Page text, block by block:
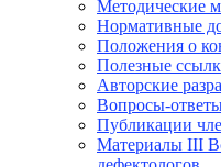
Методические
Нормативные
Положения о
Полезные
Авторские
Вопросы-
Публикации
Материалы III